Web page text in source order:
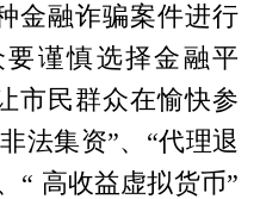
金融诈骗案件进行
谨慎选择金融平
市民群众在愉快参
法集资”、“代理退
“ 高收益虚拟货币”